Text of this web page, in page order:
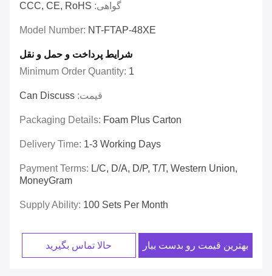
گواهی: CCC, CE, RoHS
Model Number: NT-FTAP-48XE
شرایط پرداخت و حمل و نقل
Minimum Order Quantity: 1
قیمت: Can Discuss
Packaging Details: Foam Plus Carton
Delivery Time: 1-3 Working Days
Payment Terms: L/C, D/A, D/P, T/T, Western Union,
MoneyGram
Supply Ability: 100 Sets Per Month
بهترین قیمت رو بدست بیار حالا تماس بگیرید